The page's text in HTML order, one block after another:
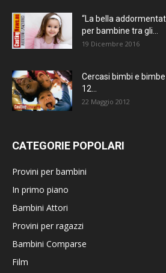
“La bella
per bambine tra gli...
19 Dicembre 2016
Cercasi bimbi e
12...
22 Maggio 2012
CATEGORIE POPOLARI
Provini per bambini
In primo piano
Bambini Attori
Provini per ragazzi
Bambini Comparse
Film